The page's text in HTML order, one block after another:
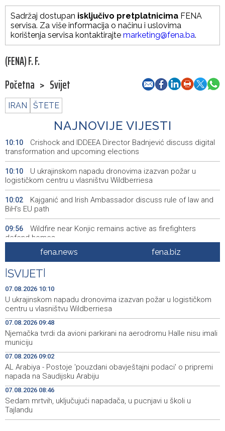
Sadržaj dostupan isključivo pretplatnicima FENA
servisa. Za više informacija o načinu i uslovima
korištenja servisa kontaktirajte marketing@fena.ba.
(FENA) F. F.
Početna > Svijet
IRAN ŠTETE
NAJNOVIJE VIJESTI
10:10
Crishock and IDDEEA Director Badnjević discuss digital
transformation and upcoming elections
10:10
U ukrajinskom napadu dronovima izazvan požar u
logističkom centru u vlasništvu Wildberriesa
10:02
Kajganić and Irish Ambassador discuss rule of law and
BiH's EU path
09:56
Wildfire near Konjic remains active as firefighters
defend homes
Juli donio rast turističkog prometa u KS - Više od 112
hiljada gostiju i 241 hiljada noćenja
09:48
Njemačka tvrdi da avioni parkirani na aerodromu Halle
nisu imali municiju
09:32 Crnogorska vlada pokazala je da poštuje Hrvatsku
09:31
Bećirović na svečanosti povodom Dana grada
Cazina:Slobodarski narod Krajine nikad i niko nije slomio
09:27
'Gastro Livno 2026.' okupit će domaće ugostitelje i
proizvođače
fena.news fena.biz
SVIJET
07.08.2026 10:10
U ukrajinskom napadu dronovima izazvan požar u logističkom
centru u vlasništvu Wildberriesa
07.08.2026 09:48
Njemačka tvrdi da avioni parkirani na aerodromu Halle nisu imali
municiju
07.08.2026 09:02
AL Arabiya - Postoje 'pouzdani obavještajni podaci' o pripremi
napada na Saudijsku Arabiju
07.08.2026 08:46
Sedam mrtvih, uključujući napadača, u pucnjavi u školi u
Tajlandu